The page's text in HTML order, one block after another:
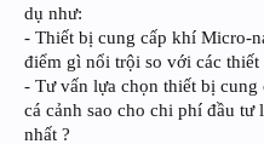
dụ như:
- Thiết bị cung cấp khí Micro-
điểm gì nổi trội so với các
- Tư vấn lựa chọn thiết bị
cá cảnh sao cho chi phí đầu tư
nhất ?